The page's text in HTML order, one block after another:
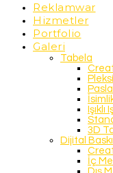
Reklamwar
Hizmetler
Portfolio
Galeri
Tabela
Işıklı
3D
Dijital Baskı
İç